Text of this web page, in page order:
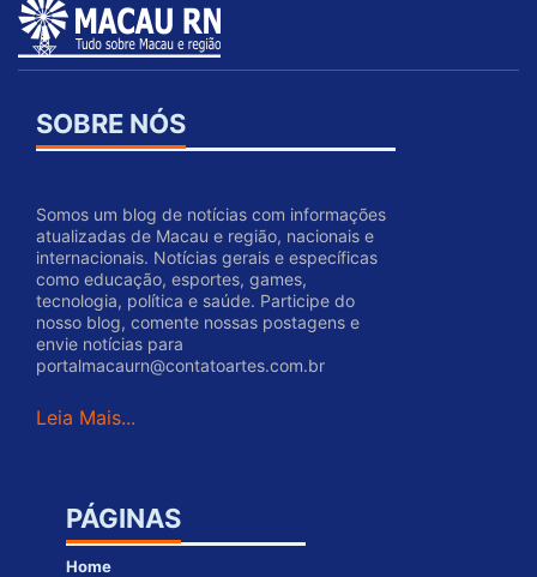
SOBRE NÓS
Somos um blog de notícias com informações
atualizadas de Macau e região, nacionais e
internacionais. Notícias gerais e específicas
como educação, esportes, games,
tecnologia, política e saúde. Participe do
nosso blog, comente nossas postagens e
envie notícias para
portalmacaurn@contatoartes.com.br
Leia Mais...
PÁGINAS
Home